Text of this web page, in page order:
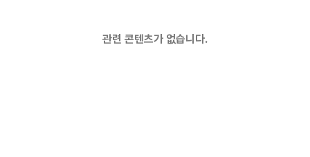
관련 콘텐츠가 없습니다.